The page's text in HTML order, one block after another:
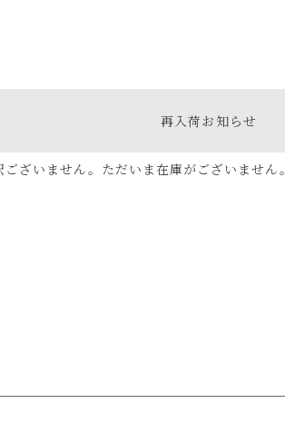
再入荷お知らせ
ございません。ただいま在庫がございません。